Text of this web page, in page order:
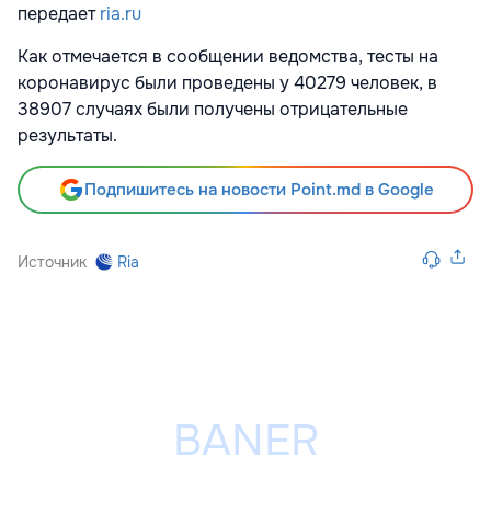
передаетria.ru
Как отмечается в сообщении ведомства, тесты на
коронавирус были проведены у 40279 человек, в
38907 случаях были получены отрицательные
результаты.
Подпишитесь на новости Point.md в Google
Источник Ria